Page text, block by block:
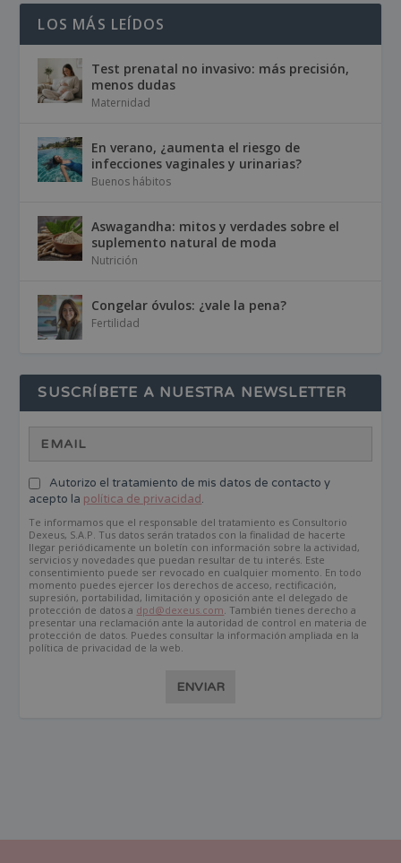
LOS MÁS LEÍDOS
Test prenatal no invasivo: más precisión,
menos dudas
Maternidad
En verano, ¿aumenta el riesgo de
infecciones vaginales y urinarias?
Buenos hábitos
Aswagandha: mitos y verdades sobre el
suplemento natural de moda
Nutrición
Congelar óvulos: ¿vale la pena?
Fertilidad
SUSCRÍBETE A NUESTRA NEWSLETTER
Autorizo el tratamiento de mis datos de contacto y
acepto la política de privacidad.
Te informamos que el responsable del tratamiento es Consultorio
Dexeus, S.A.P. Tus datos serán tratados con la finalidad de hacerte
llegar periódicamente un boletín con información sobre la actividad,
servicios y novedades que puedan resultar de tu interés. Este
consentimiento puede ser revocado en cualquier momento. En todo
momento puedes ejercer los derechos de acceso, rectificación,
supresión, portabilidad, limitación y oposición ante el delegado de
protección de datos a dpd@dexeus.com. También tienes derecho a
presentar una reclamación ante la autoridad de control en materia de
protección de datos. Puedes consultar la información ampliada en la
política de privacidad de la web.
ENVIAR